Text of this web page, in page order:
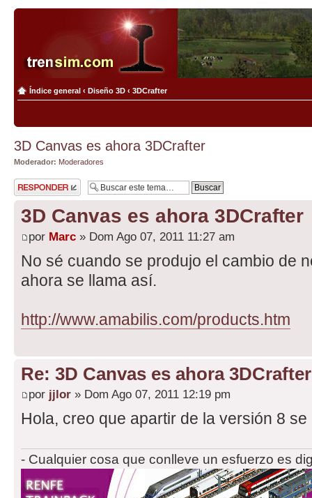
Índice general ‹ Diseño 3D ‹ 3DCrafter
3D Canvas es ahora 3DCrafter
Moderador: Moderadores
Publicar una
respuesta
3D Canvas es ahora 3DCrafter
por Marc » Dom Ago 07, 2011 11:27 am
No sé cuando se produjo el cambio de
ahora se llama así.
http://www.amabilis.com/products.htm
Re: 3D Canvas es ahora 3DCrafter
por jjlor » Dom Ago 07, 2011 12:19 pm
Hola, creo que apartir de la versión 8
- Cualquier cosa que conlleve un esfuerzo es